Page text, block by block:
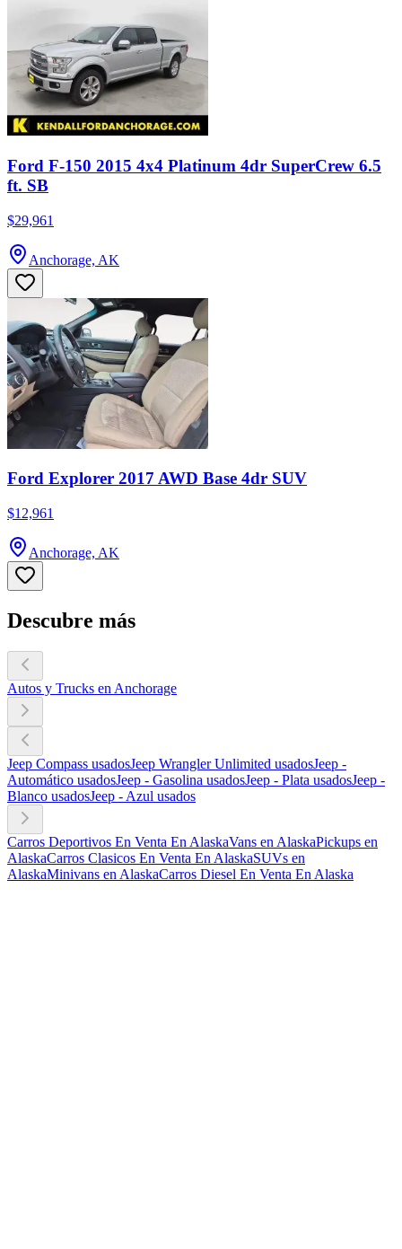
Ford F-150 2015 4x4 Platinum 4dr SuperCrew 6.5
ft. SB
$29,961
Anchorage, AK
Ford Explorer 2017 AWD Base 4dr SUV
$12,961
Anchorage, AK
Descubre más
Autos y Trucks en Anchorage
Jeep Compass usadosJeep Wrangler Unlimited usadosJeep -
Automático usadosJeep - Gasolina usadosJeep - Plata usadosJeep -
Blanco usadosJeep - Azul usados
Carros Deportivos En Venta En AlaskaVans en AlaskaPickups en
AlaskaCarros Clasicos En Venta En AlaskaSUVs en
AlaskaMinivans en AlaskaCarros Diesel En Venta En Alaska